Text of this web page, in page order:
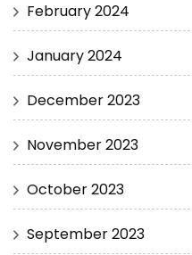
February 2024
January 2024
December 2023
November 2023
October 2023
September 2023